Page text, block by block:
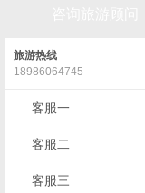
旅游热线
18986064745
客服一
客服二
客服三